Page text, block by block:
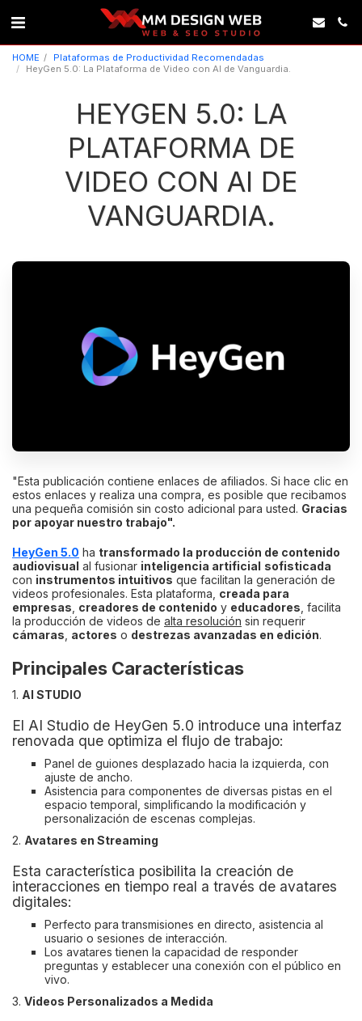
HOME
Plataformas de Productividad Recomendadas
HeyGen 5.0: La Plataforma de Video con AI de Vanguardia.
HEYGEN 5.0: LA
PLATAFORMA DE
VIDEO CON AI DE
VANGUARDIA.
"Esta publicación contiene enlaces de afiliados. Si hace clic en
estos enlaces y realiza una compra, es posible que recibamos
una pequeña comisión sin costo adicional para usted. Gracias
por apoyar nuestro trabajo".
HeyGen 5.0 ha transformado la producción de contenido
audiovisual al fusionar inteligencia artificial sofisticada
con instrumentos intuitivos que facilitan la generación de
videos profesionales. Esta plataforma, creada para
empresas creadores de contenido y educadores , facilita
la producción de videos de alta resolución sin requerir
cámaras actores o destrezas avanzadas en edición.
Principales Características
1. AI STUDIO
El AI Studio de HeyGen 5.0 introduce una interfaz
renovada que optimiza el flujo de trabajo:
Panel de guiones desplazado hacia la izquierda, con
ajuste de ancho.
Asistencia para componentes de diversas pistas en el
espacio temporal, simplificando la modificación y
personalización de escenas complejas.
2. Avatares en Streaming
Esta característica posibilita la creación de
interacciones en tiempo real a través de avatares
digitales:
Perfecto para transmisiones en directo, asistencia al
usuario o sesiones de interacción.
Los avatares tienen la capacidad de responder
preguntas y establecer una conexión con el público en
vivo.
3. Videos Personalizados a Medida